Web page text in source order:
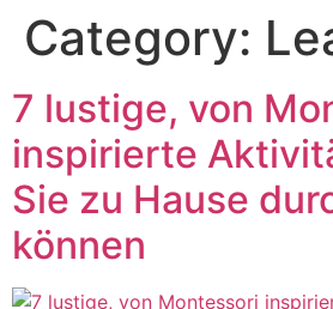
Category:
7 lustige, von
inspirierte
Sie zu Hause
können